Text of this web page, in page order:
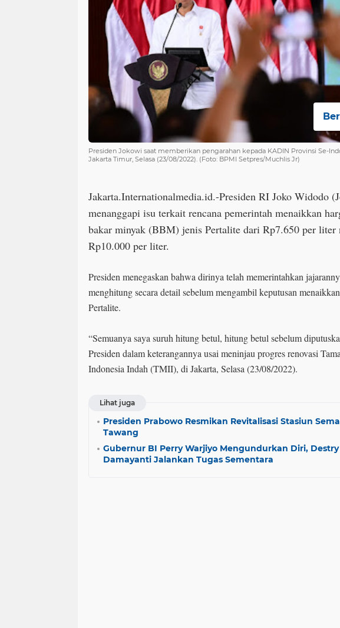
Presiden Jokowi saat memberikan pengarahan kepada KADIN Provinsi Se-
Jakarta Timur, Selasa (23/08/2022). (Foto: BPMI Setpres/Muchlis Jr)
Jakarta.Internationalmedia.id.-Presiden RI Joko Widodo
menanggapi isu terkait rencana pemerintah menaikkan
bakar minyak (BBM) jenis Pertalite dari Rp7.650 per liter
Rp10.000 per liter.
Presiden menegaskan bahwa dirinya telah memerintahkan
menghitung secara detail sebelum mengambil keputusan
Pertalite.
“Semuanya saya suruh hitung betul, hitung betul sebelum
Presiden dalam keterangannya usai meninjau progres renovasi
Indonesia Indah (TMII), di Jakarta, Selasa (23/08/2022).
Lihat juga
Presiden Prabowo Resmikan Revitalisasi Stasiun
Tawang
Gubernur BI Perry Warjiyo Mengundurkan Diri, Destry
Damayanti Jalankan Tugas Sementara